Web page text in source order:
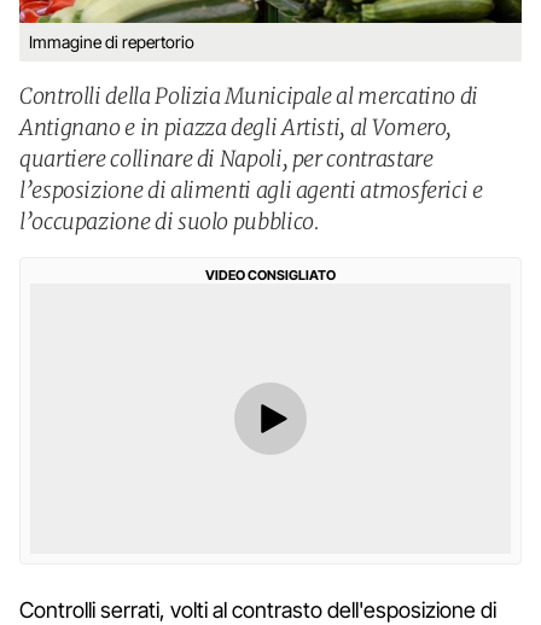
Immagine di repertorio
Controlli della Polizia Municipale al mercatino di
Antignano e in piazza degli Artisti, al Vomero,
quartiere collinare di Napoli, per contrastare
l’esposizione di alimenti agli agenti atmosferici e
l’occupazione di suolo pubblico.
VIDEO CONSIGLIATO
Controlli serrati, volti al contrasto dell'esposizione di